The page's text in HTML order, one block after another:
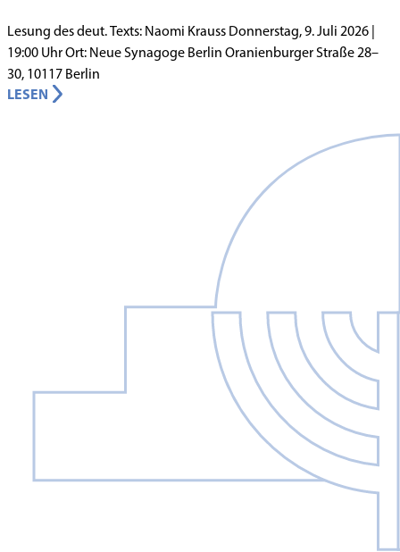
Lesung des deut. Texts: Naomi Krauss Donnerstag, 9. Juli 2026 |
19:00 Uhr Ort: Neue Synagoge Berlin Oranienburger Straße 28–
30, 10117 Berlin
LESEN